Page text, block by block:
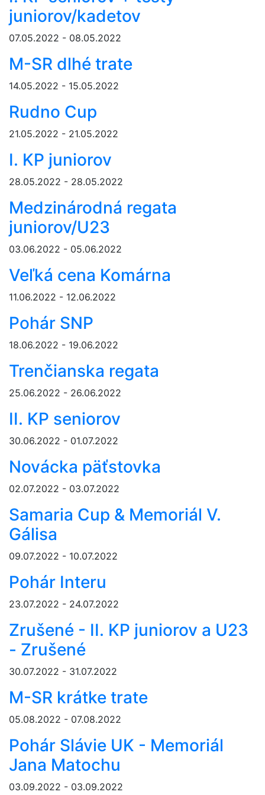
juniorov/kadetov
07.05.2022 - 08.05.2022
M-SR dlhé trate
14.05.2022 - 15.05.2022
Rudno Cup
21.05.2022 - 21.05.2022
I. KP juniorov
28.05.2022 - 28.05.2022
Medzinárodná regata
juniorov/U23
03.06.2022 - 05.06.2022
Veľká cena Komárna
11.06.2022 - 12.06.2022
Pohár SNP
18.06.2022 - 19.06.2022
Trenčianska regata
25.06.2022 - 26.06.2022
II. KP seniorov
30.06.2022 - 01.07.2022
Novácka päťstovka
02.07.2022 - 03.07.2022
Samaria Cup & Memoriál V.
Gálisa
09.07.2022 - 10.07.2022
Pohár Interu
23.07.2022 - 24.07.2022
Zrušené - II. KP juniorov a U23
- Zrušené
30.07.2022 - 31.07.2022
M-SR krátke trate
05.08.2022 - 07.08.2022
Pohár Slávie UK - Memoriál
Jana Matochu
03.09.2022 - 03.09.2022